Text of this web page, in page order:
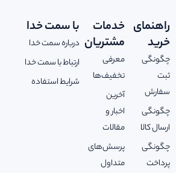
راهنمای
خرید
چگونگی
ثبت
سفارش
چگونگی
ارسال کالا
چگونگی
پرداخت
خدمات
مشتریان
معرفی
تخفیف‌ها
آخرین
اخبار و
مقالات
پرسش‌های
متداول
با سمت خدا
درباره سمت خدا
ارتباط با سمت خدا
شرایط استفاده